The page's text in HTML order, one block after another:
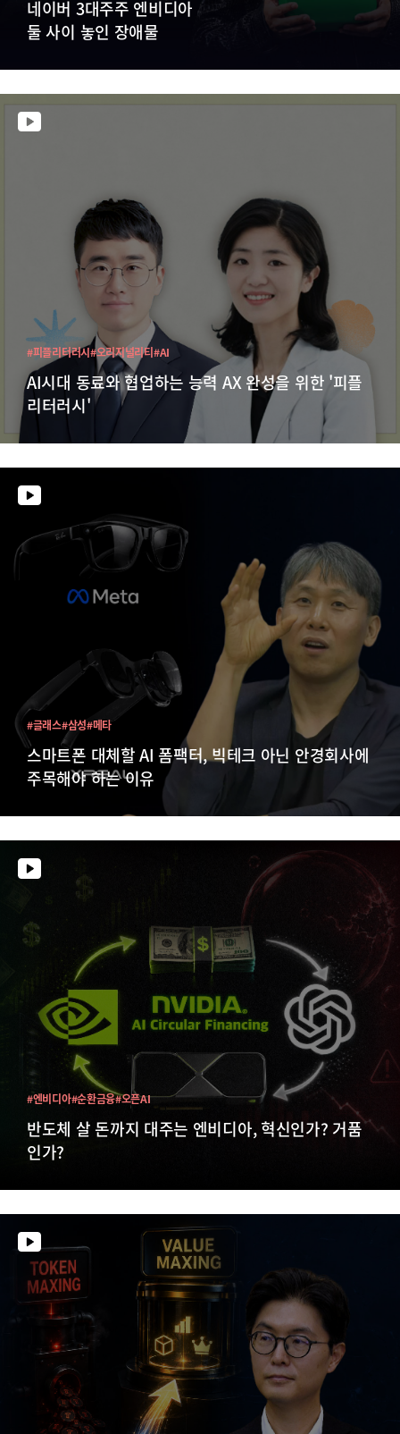
네이버 3대주주 엔비디아
둘 사이 놓인 장애물
AI시대 동료와 협업하는 능력 AX 완성을 위한 '피플
리터러시'
#피플리터러시#오리지널리티#AI
스마트폰 대체할 AI 폼팩터, 빅테크 아닌 안경회사에
주목해야 하는 이유
#글래스#삼성#메타
반도체 살 돈까지 대주는 엔비디아, 혁신인가? 거품
인가?
#엔비디아#순환금융#오픈AI